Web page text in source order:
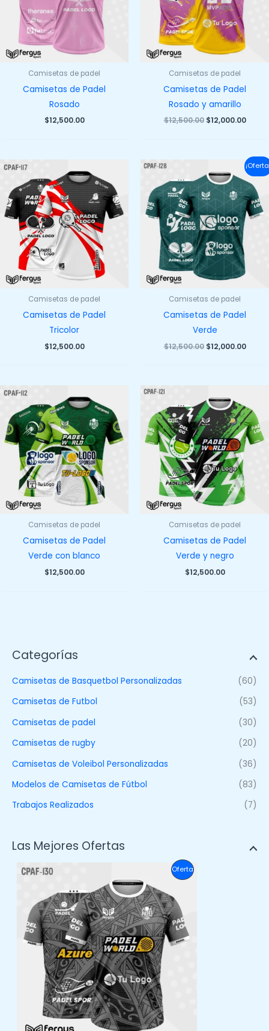
Categorías
Camisetas de Basquetbol Personalizadas
(60)
Camisetas de Futbol
(53)
Camisetas de padel
(30)
Camisetas de rugby
(20)
Camisetas de Voleibol Personalizadas
(36)
Modelos de Camisetas de Fútbol
(83)
Trabajos Realizados
(7)
Las Mejores Ofertas
OfertaP
Camisetas de padel
Camisetas de Padel
Rosado
$12,500.00
Camisetas de padel
Camisetas de Padel
Rosado y amarillo
$12,500.00 El
$12,500.00.
$12,000.00El
Camisetas de padel
Camisetas de Padel
Tricolor
$12,500.00
Camisetas de padel
Camisetas de Padel
Verde
$12,500.00 El
$12,000.00El
Camisetas de padel
Camisetas de Padel
Verde con blanco
$12,500.00
Camisetas de padel
Camisetas de Padel
Verde y negro
$12,500.00